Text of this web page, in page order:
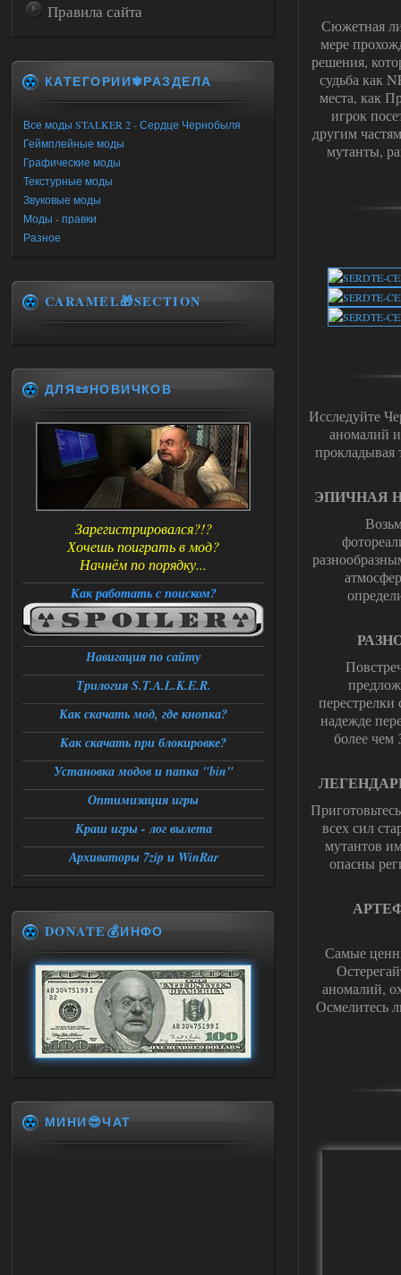
Сюжетная
мере
решения,
судьба как
места, как
игрок
другим
мутанты,
Исследуйте
аномалий
ЭПИЧНАЯ
надежде
более
всех сил
мутантов
опасны
Самые
аномалий,
Осмелитесь
Правила сайта
КАТЕГОРИИ✾РАЗДЕЛА
Все моды STALKER 2 - Сердце Чернобыля
Геймплейные моды
Графические моды
Текстурные моды
Звуковые моды
Моды - правки
Разное
CARAMEL🎁SECTION
ДЛЯ📜НОВИЧКОВ
Зарегистрировался?!?
Хочешь поиграть в мод?
Начнём по порядку...
Как работать с поиском?
Навигация по сайту
Трилогия S.T.A.L.K.E.R.
Как скачать мод, где кнопка?
Как скачать при блокировке?
Установка модов и папка "bin"
Оптимизация игры
Краш игры - лог вылета
Архиваторы 7zip и WinRar
DONATE💰ИНФО
МИНИ😎ЧАТ